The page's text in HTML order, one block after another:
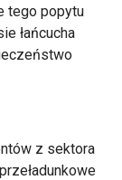
tego popytu
łańcucha
z sektora